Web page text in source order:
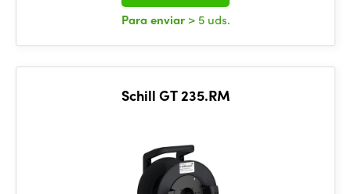
Para enviar > 5 uds.
Schill GT 235.RM